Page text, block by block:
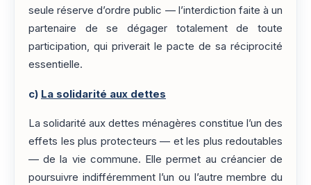
seule réserve d’ordre public — l’interdiction faite à un
partenaire de se dégager totalement de toute
participation, qui priverait le pacte de sa réciprocité
essentielle.
c) La solidarité aux dettes
La solidarité aux dettes ménagères constitue l’un des
effets les plus protecteurs — et les plus redoutables
— de la vie commune. Elle permet au créancier de
poursuivre indifféremment l’un ou l’autre membre du